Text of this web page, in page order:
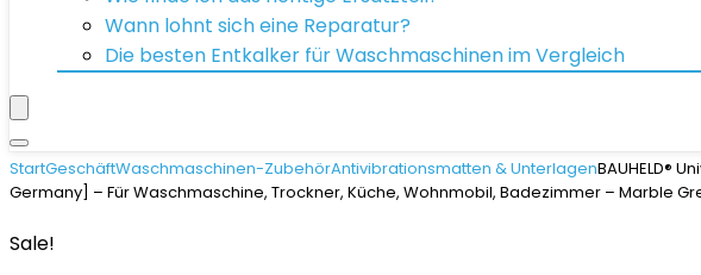
Wann lohnt sich eine Reparatur?
Die besten Entkalker für Waschmaschinen im Vergleich
StartGeschäftWaschmaschinen-ZubehörAntivibrationsmatten & UnterlagenBAUHELD®
Germany] – Für Waschmaschine, Trockner, Küche, Wohnmobil, Badezimmer – Marble
Sale!